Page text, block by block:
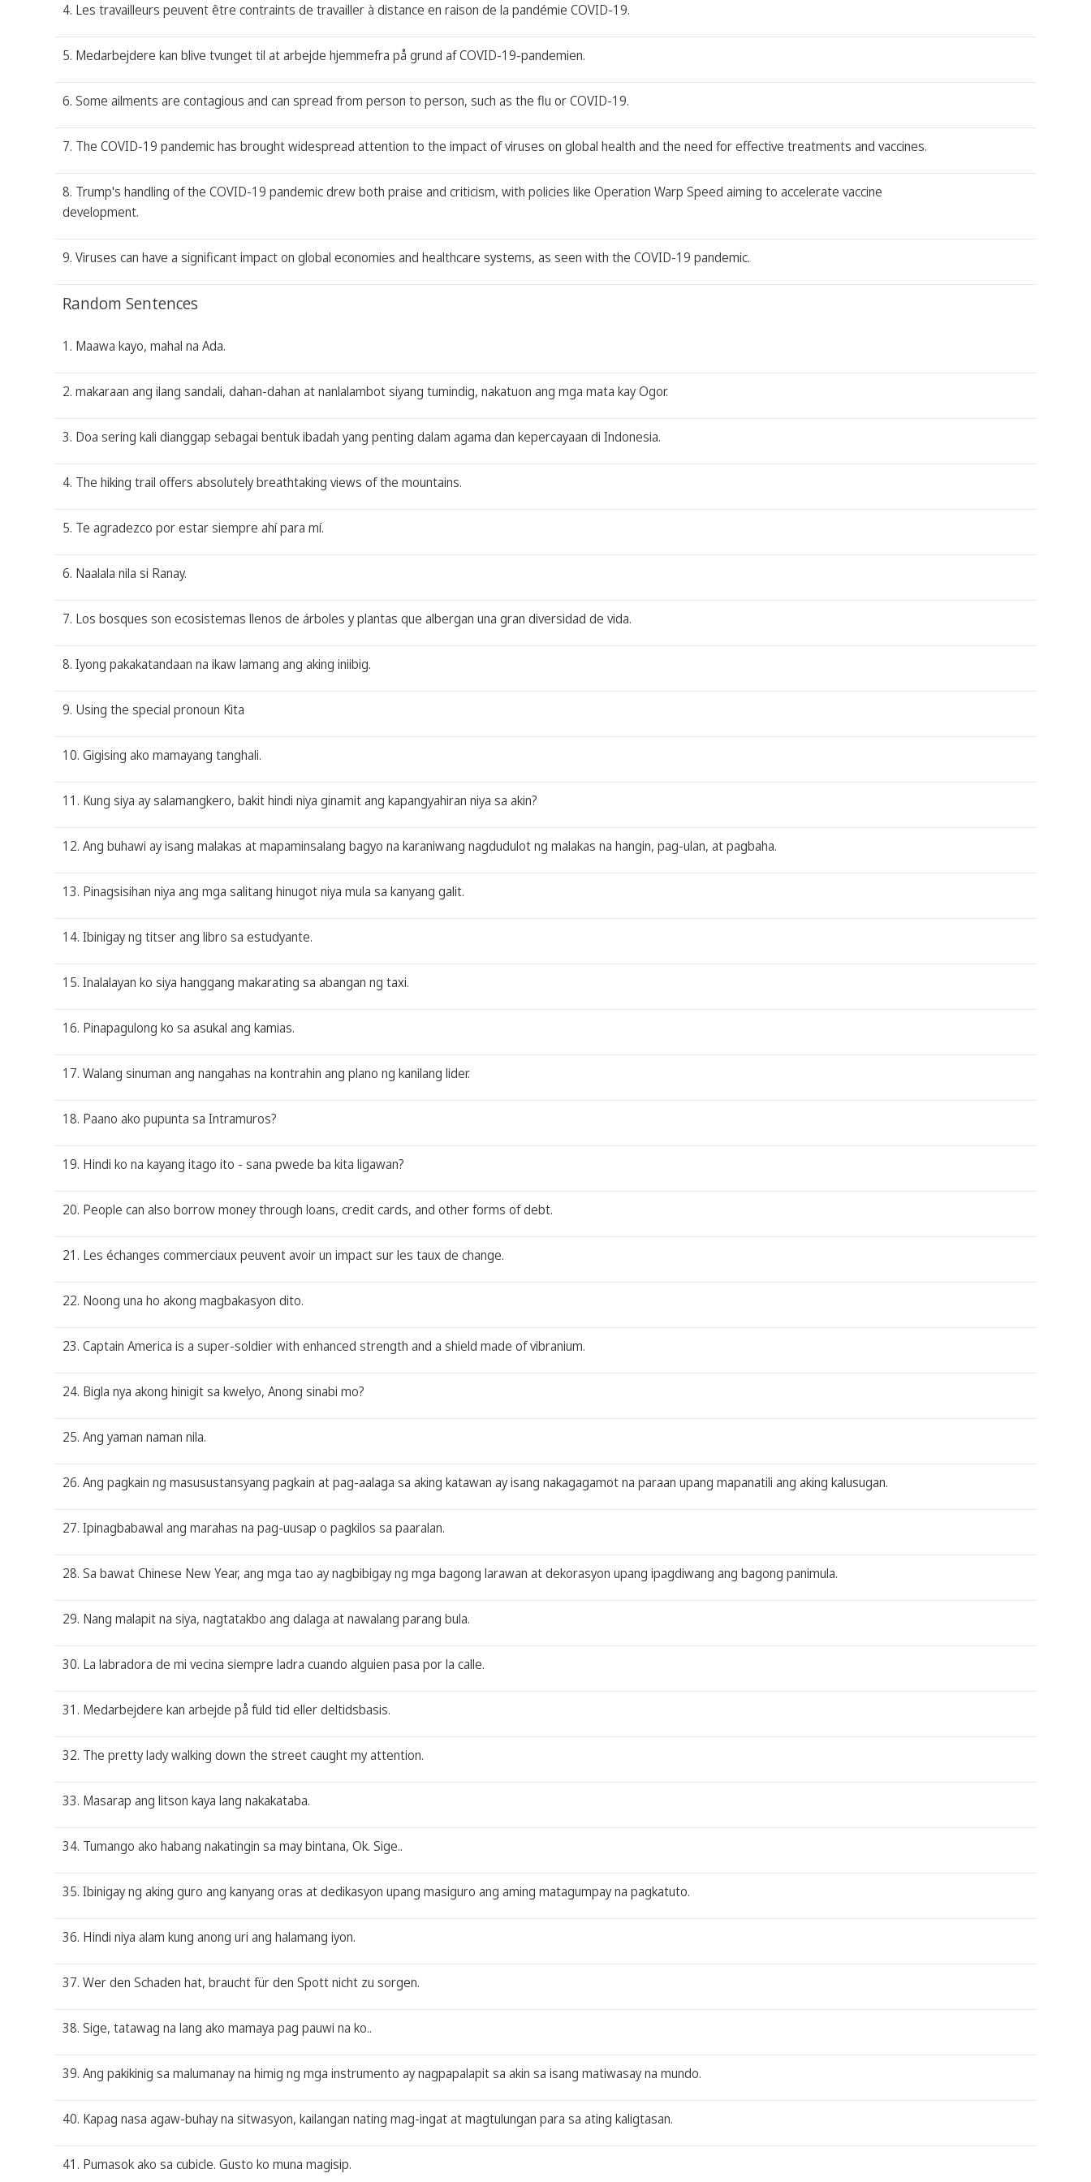
4. Les travailleurs peuvent être contraints de travailler à distance en raison de la pandémie COVID-19.
5. Medarbejdere kan blive tvunget til at arbejde hjemmefra på grund af COVID-19-pandemien.
6. Some ailments are contagious and can spread from person to person, such as the flu or COVID-19.
7. The COVID-19 pandemic has brought widespread attention to the impact of viruses on global health and the need for effective treatments and vaccines.
8. Trump's handling of the COVID-19 pandemic drew both praise and criticism, with policies like Operation Warp Speed aiming to accelerate vaccine
development.
9. Viruses can have a significant impact on global economies and healthcare systems, as seen with the COVID-19 pandemic.
Random Sentences
1. Maawa kayo, mahal na Ada.
2. makaraan ang ilang sandali, dahan-dahan at nanlalambot siyang tumindig, nakatuon ang mga mata kay Ogor.
3. Doa sering kali dianggap sebagai bentuk ibadah yang penting dalam agama dan kepercayaan di Indonesia.
4. The hiking trail offers absolutely breathtaking views of the mountains.
5. Te agradezco por estar siempre ahí para mí.
6. Naalala nila si Ranay.
7. Los bosques son ecosistemas llenos de árboles y plantas que albergan una gran diversidad de vida.
8. Iyong pakakatandaan na ikaw lamang ang aking iniibig.
9. Using the special pronoun Kita
10. Gigising ako mamayang tanghali.
11. Kung siya ay salamangkero, bakit hindi niya ginamit ang kapangyahiran niya sa akin?
12. Ang buhawi ay isang malakas at mapaminsalang bagyo na karaniwang nagdudulot ng malakas na hangin, pag-ulan, at pagbaha.
13. Pinagsisihan niya ang mga salitang hinugot niya mula sa kanyang galit.
14. Ibinigay ng titser ang libro sa estudyante.
15. Inalalayan ko siya hanggang makarating sa abangan ng taxi.
16. Pinapagulong ko sa asukal ang kamias.
17. Walang sinuman ang nangahas na kontrahin ang plano ng kanilang lider.
18. Paano ako pupunta sa Intramuros?
19. Hindi ko na kayang itago ito - sana pwede ba kita ligawan?
20. People can also borrow money through loans, credit cards, and other forms of debt.
21. Les échanges commerciaux peuvent avoir un impact sur les taux de change.
22. Noong una ho akong magbakasyon dito.
23. Captain America is a super-soldier with enhanced strength and a shield made of vibranium.
24. Bigla nya akong hinigit sa kwelyo, Anong sinabi mo?
25. Ang yaman naman nila.
26. Ang pagkain ng masusustansyang pagkain at pag-aalaga sa aking katawan ay isang nakagagamot na paraan upang mapanatili ang aking kalusugan.
27. Ipinagbabawal ang marahas na pag-uusap o pagkilos sa paaralan.
28. Sa bawat Chinese New Year, ang mga tao ay nagbibigay ng mga bagong larawan at dekorasyon upang ipagdiwang ang bagong panimula.
29. Nang malapit na siya, nagtatakbo ang dalaga at nawalang parang bula.
30. La labradora de mi vecina siempre ladra cuando alguien pasa por la calle.
31. Medarbejdere kan arbejde på fuld tid eller deltidsbasis.
32. The pretty lady walking down the street caught my attention.
33. Masarap ang litson kaya lang nakakataba.
34. Tumango ako habang nakatingin sa may bintana, Ok. Sige..
35. Ibinigay ng aking guro ang kanyang oras at dedikasyon upang masiguro ang aming matagumpay na pagkatuto.
36. Hindi niya alam kung anong uri ang halamang iyon.
37. Wer den Schaden hat, braucht für den Spott nicht zu sorgen.
38. Sige, tatawag na lang ako mamaya pag pauwi na ko..
39. Ang pakikinig sa malumanay na himig ng mga instrumento ay nagpapalapit sa akin sa isang matiwasay na mundo.
40. Kapag nasa agaw-buhay na sitwasyon, kailangan nating mag-ingat at magtulungan para sa ating kaligtasan.
41. Pumasok ako sa cubicle. Gusto ko muna magisip.